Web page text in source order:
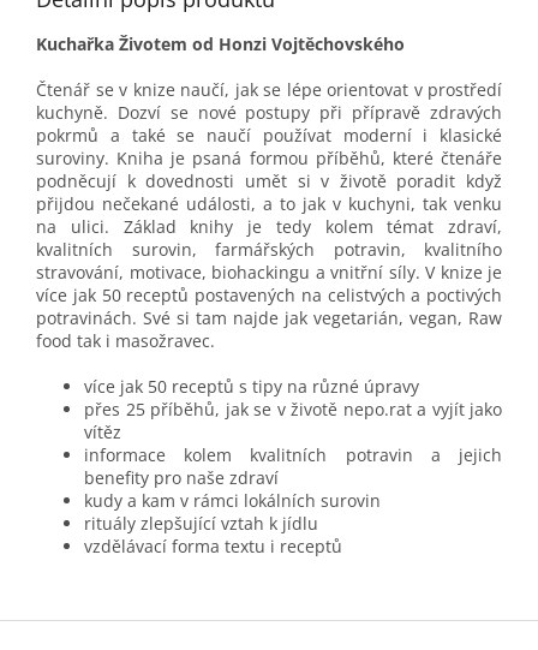
Kuchařka Životem od Honzi Vojtěchovského
Čtenář se v knize naučí, jak se lépe orientovat v prostředí
kuchyně. Dozví se nové postupy při přípravě zdravých
pokrmů a také se naučí používat moderní i klasické
suroviny. Kniha je psaná formou příběhů, které čtenáře
podněcují k dovednosti umět si v životě poradit když
přijdou nečekané události, a to jak v kuchyni, tak venku
na ulici. Základ knihy je tedy kolem témat zdraví,
kvalitních surovin, farmářských potravin, kvalitního
stravování, motivace, biohackingu a vnitřní síly. V knize je
více jak 50 receptů postavených na celistvých a poctivých
potravinách. Své si tam najde jak vegetarián, vegan, Raw
food tak i masožravec.
více jak 50 receptů s tipy na různé úpravy
přes 25 příběhů, jak se v životě nepo.rat a vyjít jako
vítěz
informace kolem kvalitních potravin a jejich
benefity pro naše zdraví
kudy a kam v rámci lokálních surovin
rituály zlepšující vztah k jídlu
vzdělávací forma textu i receptů
Z